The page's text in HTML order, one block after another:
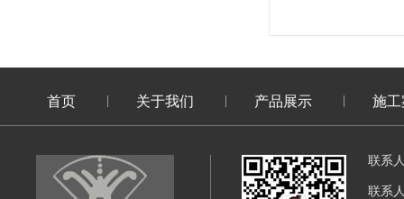
首页 关于我们 产品展示 施
联系
联系